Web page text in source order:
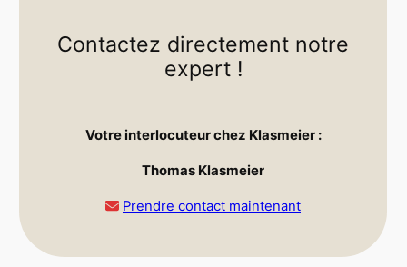
Contactez directement notre
expert !
Votre interlocuteur chez Klasmeier :
Thomas Klasmeier
Prendre contact maintenant